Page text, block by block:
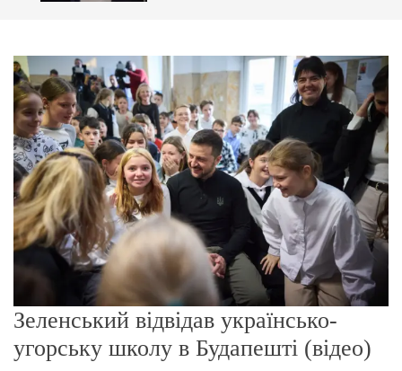
р
е
ж
Зеленський відвідав українсько-
угорську школу в Будапешті (відео)